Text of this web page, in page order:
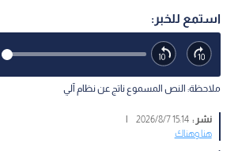
استمع للخبر:
ملاحظة: النص المسموع ناتج عن نظام آلي
نشر :15:14 2026/8/7
|
هنا وهناك